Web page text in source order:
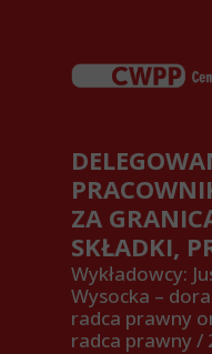
ZA
SKŁADKI,
Wykładowcy:
Wysocka –
radca prawny
radca prawny /